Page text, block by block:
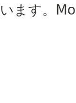
ます。